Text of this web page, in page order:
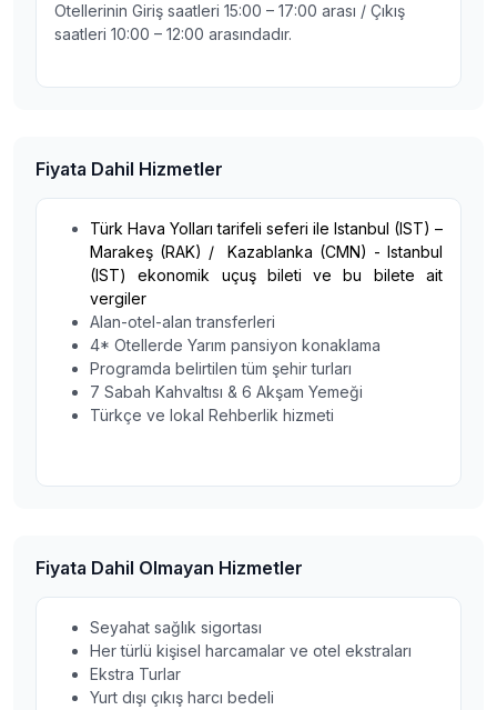
Otellerinin Giriş saatleri 15:00 – 17:00 arası / Çıkış
saatleri 10:00 – 12:00 arasındadır.
Fiyata Dahil Hizmetler
Türk Hava Yolları tarifeli seferi ile Istanbul (IST) –
Marakeş (RAK) / Kazablanka (CMN) - Istanbul
(IST) ekonomik uçuş bileti ve bu bilete ait
vergiler
Alan-otel-alan transferleri
4* Otellerde Yarım pansiyon konaklama
Programda belirtilen tüm şehir turları
7 Sabah Kahvaltısı & 6 Akşam Yemeği
Türkçe ve lokal Rehberlik hizmeti
Fiyata Dahil Olmayan Hizmetler
Seyahat sağlık sigortası
Her türlü kişisel harcamalar ve otel ekstraları
Ekstra Turlar
Yurt dışı çıkış harcı bedeli